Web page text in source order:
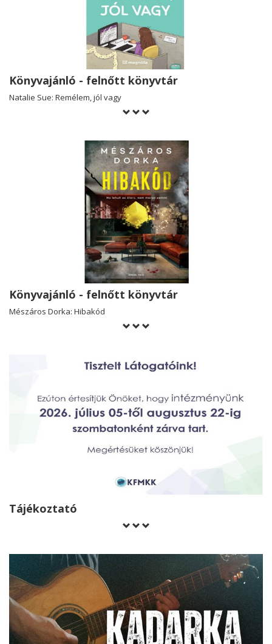
Könyvajánló - felnőtt könyvtár
Natalie Sue: Remélem, jól vagy
Könyvajánló - felnőtt könyvtár
Mészáros Dorka: Hibakód
Tájékoztató